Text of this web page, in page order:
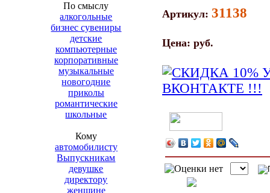
По смыслу
алкогольные
бизнес сувениры
детские
компьютерные
корпоративные
музыкальные
новогодние
приколы
романтические
школьные
Кому
автомобилисту
Выпускникам
девушке
директору
женщине
Артикул: 31138
Цена: руб.